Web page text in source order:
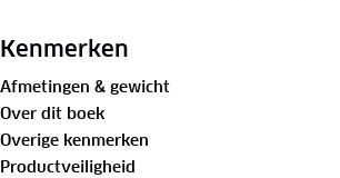
bezienswaardigheden worden met
wordt vermeld.
Kenmerken
Afmetingen & gewicht
Over dit boek
Overige kenmerken
Productveiligheid